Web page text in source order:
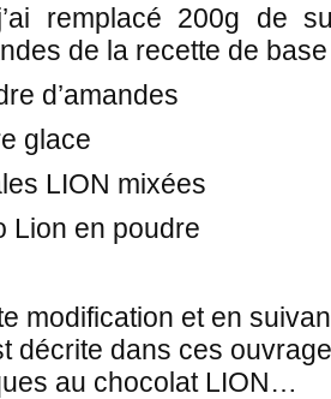
remplacé 200g de
de la recette de
d’amandes
glace
LION mixées
Lion en poudre
modification et en
décrite dans ces
au chocolat LION…